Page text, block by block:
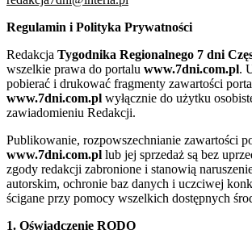
Regulamin i Polityka Prywatności
Redakcja Tygodnika Regionalnego 7 dni
wszelkie prawa do portalu www.7dni.com.pl.
pobierać i drukować fragmenty zawartości
www.7dni.com.pl wyłącznie do użytku
zawiadomieniu Redakcji.
Publikowanie, rozpowszechnianie zawartości
www.7dni.com.pl lub jej sprzedaż są bez
zgody redakcji zabronione i stanowią
autorskim, ochronie baz danych i uczciwej
ścigane przy pomocy wszelkich dostępnych
1. Oświadczenie RODO